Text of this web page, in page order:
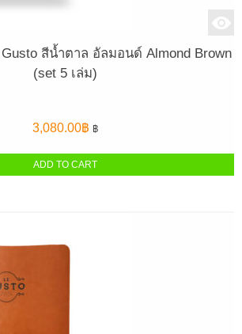
สีน้ำตาล อัลมอนด์ Almond Brown
(set 5 เล่ม)
3,080.00฿ ฿
ADD TO CART